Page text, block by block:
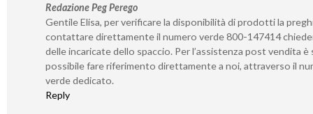
Redazione Peg Perego
Gentile Elisa, per verificare la disponibilità di prodotti la
contattare direttamente il numero verde 800-147414
delle incaricate dello spaccio. Per l’assistenza post vendita è
possibile fare riferimento direttamente a noi, attraverso il
verde dedicato.
Reply